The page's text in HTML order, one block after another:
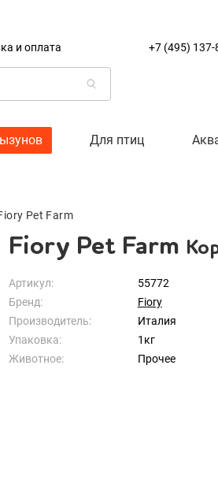
и оплата +7 (495) 137-
Для птиц
Pet Farm
Fiory Pet Farm
Артикул:
55772
Бренд:
Fiory
Производитель:
Италия
Упаковка:
1кг
Животноe:
Прочее
+7 (495) 137-
Доставка